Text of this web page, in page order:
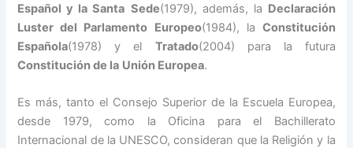
Español y la Santa Sede(1979), además, la Declaración
Luster del Parlamento Europeo(1984), la Constitución
Española(1978) y el Tratado(2004) para la futura
Constitución de la Unión Europea.
Es más, tanto el Consejo Superior de la Escuela Europea,
desde 1979, como la Oficina para el Bachillerato
Internacional de la UNESCO, consideran que la Religión y la